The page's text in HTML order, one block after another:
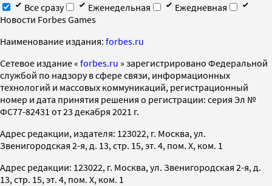
Все сразу
Еженедельная
Ежедневная
Новости Forbes Games
Наименование издания: forbes.ru
Cетевое издание « forbes.ru » зарегистрировано Федеральной
службой по надзору в сфере связи, информационных
технологий и массовых коммуникаций, регистрационный
номер и дата принятия решения о регистрации: серия Эл №
ФС77-82431 от 23 декабря 2021 г.
Адрес редакции, издателя: 123022, г. Москва, ул.
Звенигородская 2-я, д. 13, стр. 15, эт. 4, пом. X, ком. 1
Адрес редакции: 123022, г. Москва, ул. Звенигородская 2-я, д.
13, стр. 15, эт. 4, пом. X, ком. 1